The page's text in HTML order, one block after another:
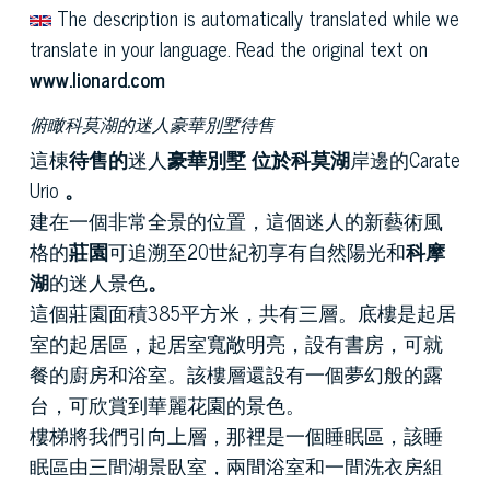
The description is automatically translated while we
translate in your language. Read the original text on
www.lionard.com
俯瞰科莫湖的迷人豪華別墅待售
這棟待售的迷人豪華別墅位於科莫湖岸邊的Carate
Urio 。
建在一個非常全景的位置，這個迷人的新藝術風
格的莊園可追溯至20世紀初享有自然陽光和科摩
湖的迷人景色。
這個莊園面積385平方米，共有三層。底樓是起居
室的起居區，起居室寬敞明亮，設有書房，可就
餐的廚房和浴室。該樓層還設有一個夢幻般的露
台，可欣賞到華麗花園的景色。
樓梯將我們引向上層，那裡是一個睡眠區，該睡
眠區由三間湖景臥室，兩間浴室和一間洗衣房組